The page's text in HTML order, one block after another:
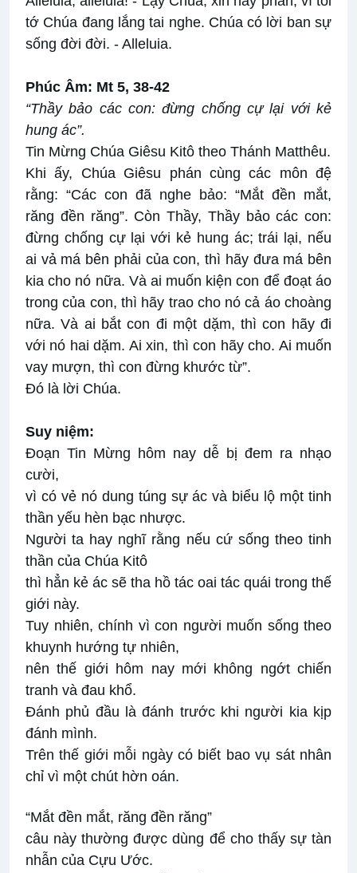
tớ Chúa đang lắng tai nghe. Chúa có lời ban sự
sống đời đời. - Alleluia.
Phúc Âm: Mt 5, 38-42
“Thầy bảo các con: đừng chống cự lại với kẻ
hung ác”.
Tin Mừng Chúa Giêsu Kitô theo Thánh Matthêu.
Khi ấy, Chúa Giêsu phán cùng các môn đệ
rằng: “Các con đã nghe bảo: “Mắt đền mắt,
răng đền răng”. Còn Thầy, Thầy bảo các con:
đừng chống cự lại với kẻ hung ác; trái lại, nếu
ai vả má bên phải của con, thì hãy đưa má bên
kia cho nó nữa. Và ai muốn kiện con để đoạt áo
trong của con, thì hãy trao cho nó cả áo choàng
nữa. Và ai bắt con đi một dặm, thì con hãy đi
với nó hai dặm. Ai xin, thì con hãy cho. Ai muốn
vay mượn, thì con đừng khước từ”.
Ðó là lời Chúa.
Suy niệm:
Đoạn Tin Mừng hôm nay dễ bị đem ra nhạo
cười,
vì có vẻ nó dung túng sự ác và biểu lộ một tinh
thần yếu hèn bạc nhược.
Người ta hay nghĩ rằng nếu cứ sống theo tinh
thần của Chúa Kitô
thì hẳn kẻ ác sẽ tha hồ tác oai tác quái trong thế
giới này.
Tuy nhiên, chính vì con người muốn sống theo
khuynh hướng tự nhiên,
nên thế giới hôm nay mới không ngớt chiến
tranh và đau khổ.
Đánh phủ đầu là đánh trước khi người kia kịp
đánh mình.
Trên thế giới mỗi ngày có biết bao vụ sát nhân
chỉ vì một chút hờn oán.
“Mắt đền mắt, răng đền răng”
câu này thường được dùng để cho thấy sự tàn
nhẫn của Cựu Ước.